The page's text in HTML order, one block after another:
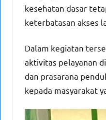
kesehatan dasar
keterbatasan akses
Dalam kegiatan
aktivitas pelayanan
dan prasarana
kepada masyarakat